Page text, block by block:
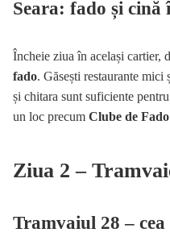
Seara: fado și cină
Încheie ziua în același cartier,
fado. Găsești restaurante mici
și chitara sunt suficiente
un loc precum Clube de Fado
Ziua 2 –
Tramvaiul 28 –